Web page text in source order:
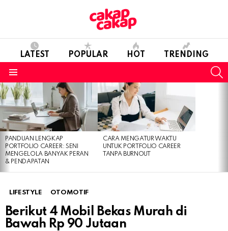
LATEST POPULAR HOT TRENDING
LATEST
STORIES
PANDUAN LENGKAP
PORTFOLIO CAREER: SENI
MENGELOLA BANYAK PERAN
& PENDAPATAN
CARA MENGATUR WAKTU
UNTUK PORTFOLIO CAREER
TANPA BURNOUT
LIFESTYLE OTOMOTIF
Berikut 4 Mobil Bekas Murah di
Bawah Rp 90 Jutaan